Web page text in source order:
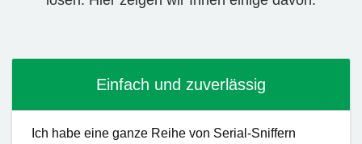
Einfach und zuverlässig
Ich habe eine ganze Reihe von Serial-Sniffern